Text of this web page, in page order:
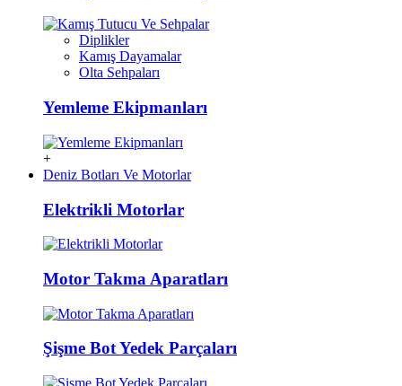
Diplikler
Kamış Dayamalar
Olta Sehpaları
Yemleme Ekipmanları
+
Deniz Botları Ve Motorlar
Elektrikli Motorlar
Motor Takma Aparatları
Şişme Bot Yedek Parçaları